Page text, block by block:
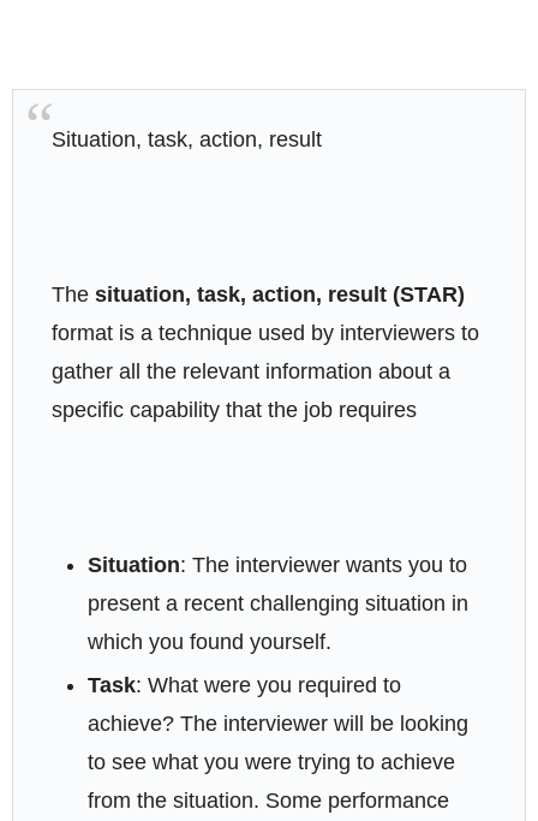
Situation, task, action, result
Thesituation, task, action, result (STAR)
format is a technique used by interviewers to
gather all the relevant information about a
specific capability that the job requires
Situation: The interviewer wants you to
present a recent challenging situation in
which you found yourself.
Task: What were you required to
achieve? The interviewer will be looking
to see what you were trying to achieve
from the situation. Some performance